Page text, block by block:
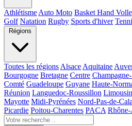
Athlétisme Auto Moto Basket Hand
Golf Natation Rugby Sports d'hiver
Régions
Toutes les régions Alsace Aquitaine
Bourgogne Bretagne Centre
Comté Guadeloupe Guyane Haute-
Réunion Languedoc-Roussillon Limousin
Mayotte Midi-Pyrénées Nord-Pas-de-
Picardie Poitou-Charentes PACA